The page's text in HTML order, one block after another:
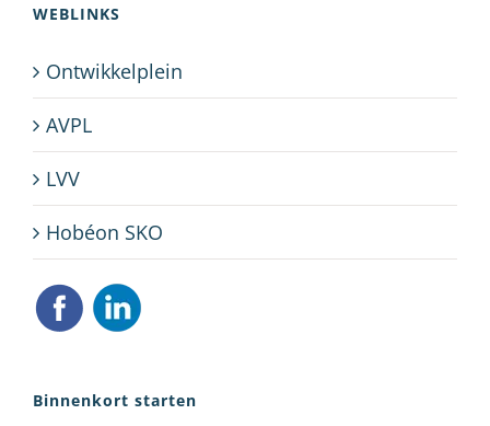
WEBLINKS
Ontwikkelplein
AVPL
LVV
Hobéon SKO
Binnenkort starten